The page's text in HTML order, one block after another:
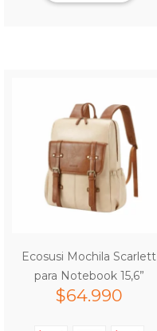
Ecosusi Mochila Scarlett
para Notebook 15,6”
$64.990